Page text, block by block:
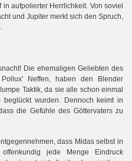
aufpolierter Herrlichkeit. Von soviel
und Jupiter merkt sich den Spruch,
Die ehemaligen Geliebten des
Neffen, haben den Blender
Taktik, da sie alle schon einmal
wurden. Dennoch keimt in
die Gefühle des Göttervaters zu
dass Midas selbst in
jede Menge Eindruck